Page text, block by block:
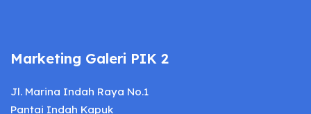
Marketing Galeri PIK 2
Jl. Marina Indah Raya No.1
Pantai Indah Kapuk